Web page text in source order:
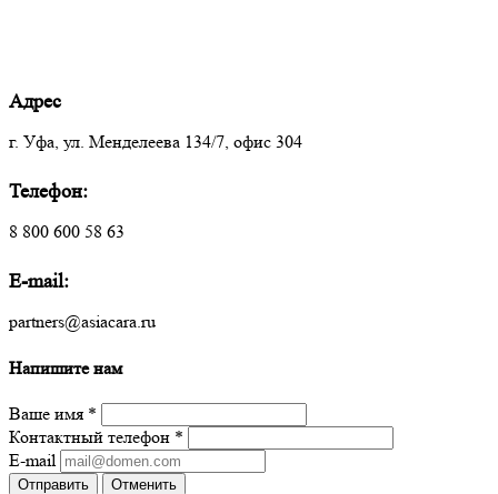
Адрес
г. Уфа, ул. Менделеева 134/7, офис 304
Телефон:
8 800 600 58 63
E-mail:
partners@asiacara.ru
Напишите нам
Ваше имя *
Контактный телефон *
E-mail
Отправить Отменить